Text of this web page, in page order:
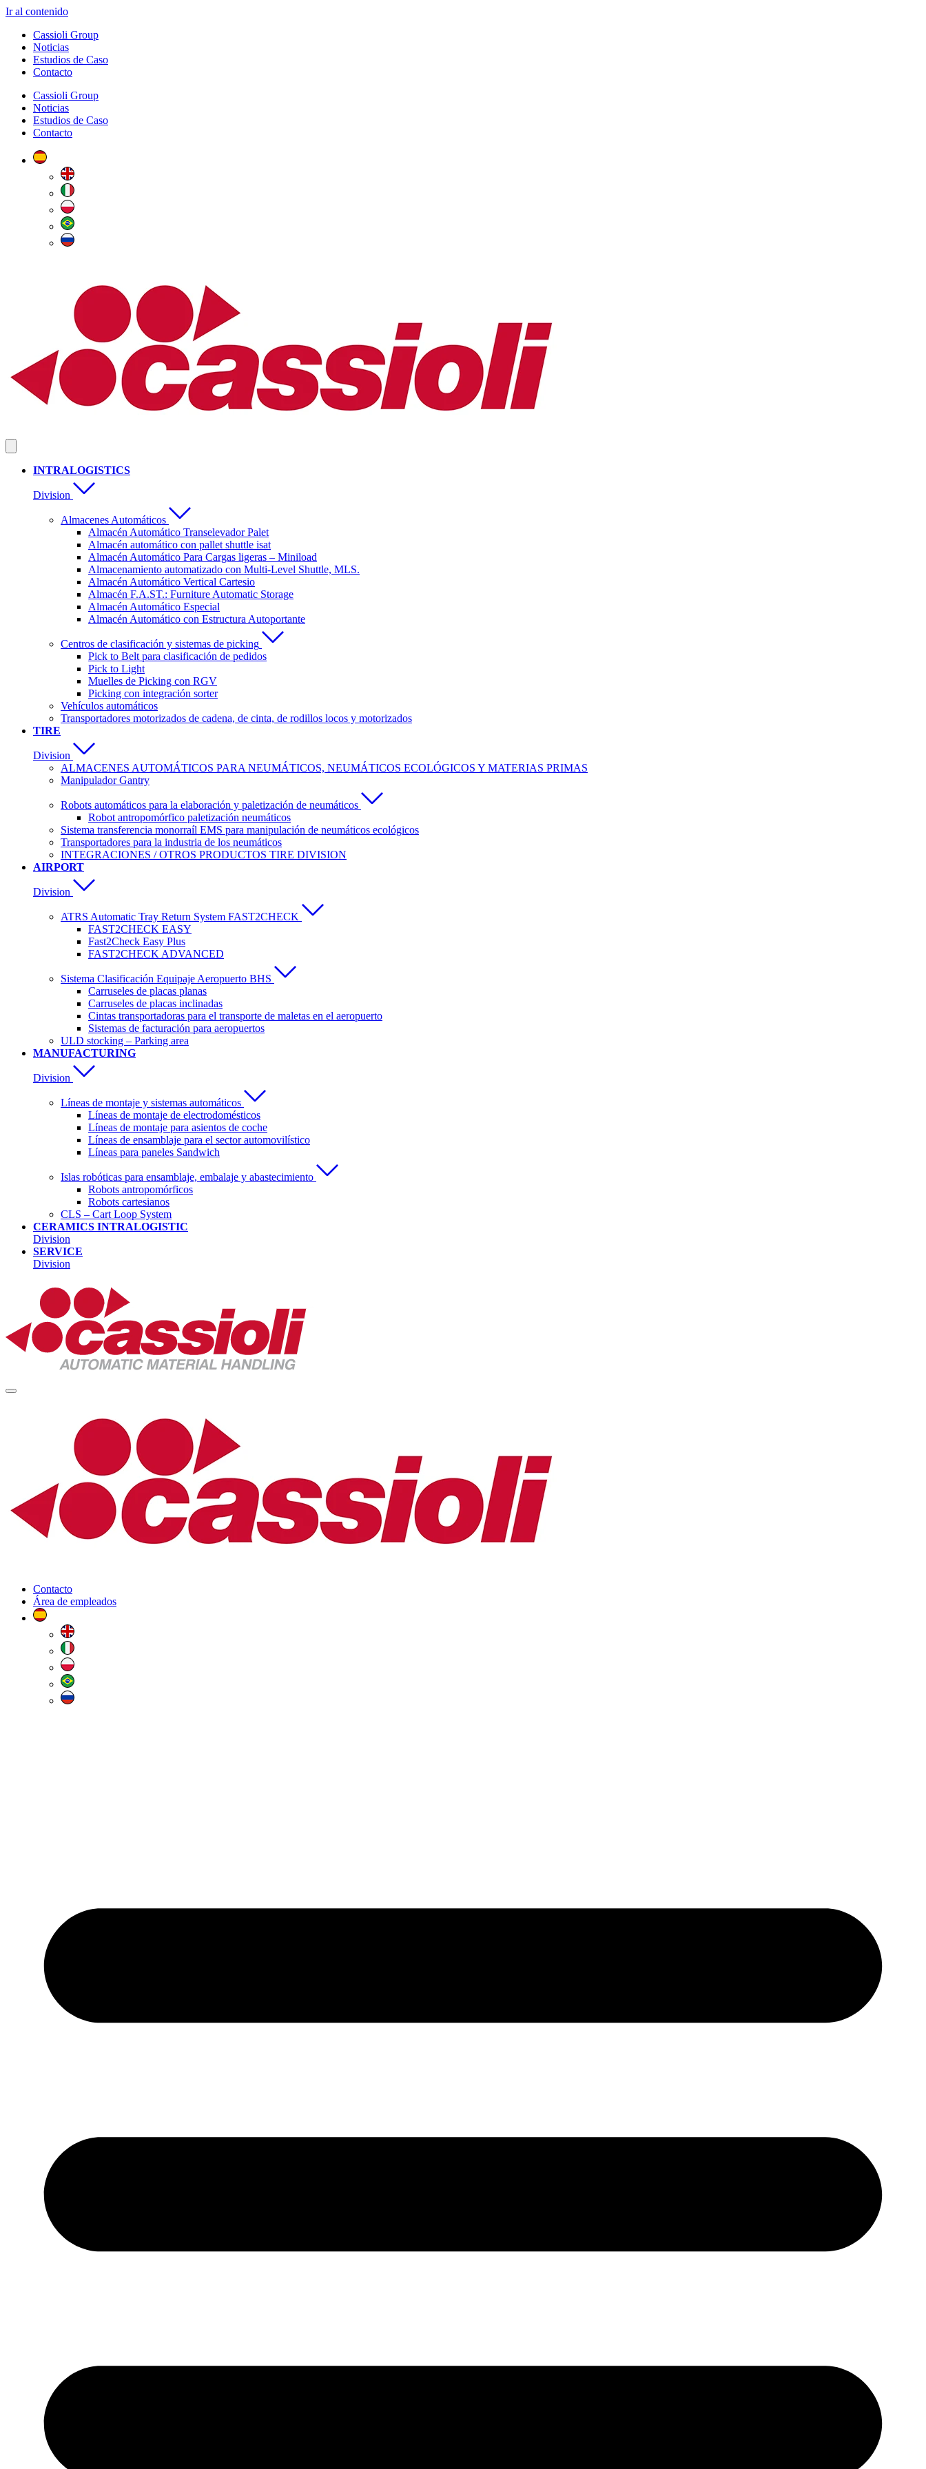
Ir al contenido
Cassioli Group
Noticias
Estudios de Caso
Contacto
Cassioli Group
Noticias
Estudios de Caso
Contacto
INTRALOGISTICS
Division
Almacenes Automáticos
Almacén Automático Transelevador Palet
Almacén automático con pallet shuttle isat
Almacén Automático Para Cargas ligeras – Miniload
Almacenamiento automatizado con Multi-Level Shuttle, MLS.
Almacén Automático Vertical Cartesio
Almacén F.A.ST.: Furniture Automatic Storage
Almacén Automático Especial
Almacén Automático con Estructura Autoportante
Centros de clasificación y sistemas de picking
Pick to Belt para clasificación de pedidos
Pick to Light
Muelles de Picking con RGV
Picking con integración sorter
Vehículos automáticos
Transportadores motorizados de cadena, de cinta, de rodillos locos y motorizados
TIRE
Division
ALMACENES AUTOMÁTICOS PARA NEUMÁTICOS, NEUMÁTICOS ECOLÓGICOS Y MATERIAS PRIMAS
Manipulador Gantry
Robots automáticos para la elaboración y paletización de neumáticos
Robot antropomórfico paletización neumáticos
Sistema transferencia monorraíl EMS para manipulación de neumáticos ecológicos
Transportadores para la industria de los neumáticos
INTEGRACIONES / OTROS PRODUCTOS TIRE DIVISION
AIRPORT
Division
ATRS Automatic Tray Return System FAST2CHECK
FAST2CHECK EASY
Fast2Check Easy Plus
FAST2CHECK ADVANCED
Sistema Clasificación Equipaje Aeropuerto BHS
Carruseles de placas planas
Carruseles de placas inclinadas
Cintas transportadoras para el transporte de maletas en el aeropuerto
Sistemas de facturación para aeropuertos
ULD stocking – Parking area
MANUFACTURING
Division
Líneas de montaje y sistemas automáticos
Líneas de montaje de electrodomésticos
Líneas de montaje para asientos de coche
Líneas de ensamblaje para el sector automovilístico
Líneas para paneles Sandwich
Islas robóticas para ensamblaje, embalaje y abastecimiento
Robots antropomórficos
Robots cartesianos
CLS – Cart Loop System
CERAMICS INTRALOGISTIC
Division
SERVICE
Division
Contacto
Área de empleados